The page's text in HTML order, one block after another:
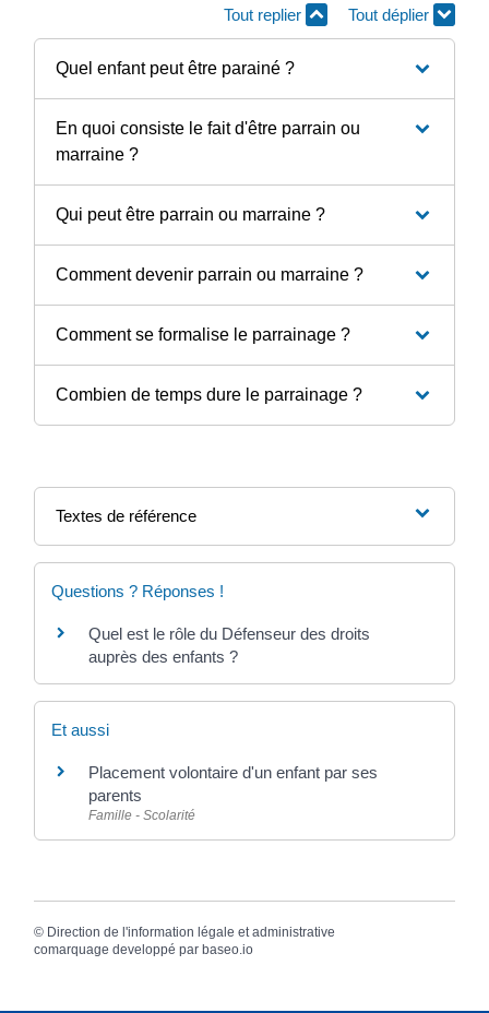
Tout replier Tout déplier
Quel enfant peut être parainé ?
En quoi consiste le fait d'être parrain ou
marraine ?
Qui peut être parrain ou marraine ?
Comment devenir parrain ou marraine ?
Comment se formalise le parrainage ?
Combien de temps dure le parrainage ?
Textes de référence
Questions ? Réponses !
Quel est le rôle du Défenseur des droits
auprès des enfants ?
Et aussi
Placement volontaire d'un enfant par ses
parents
Famille - Scolarité
© Direction de l'information légale et administrative
comarquage developpé par baseo.io